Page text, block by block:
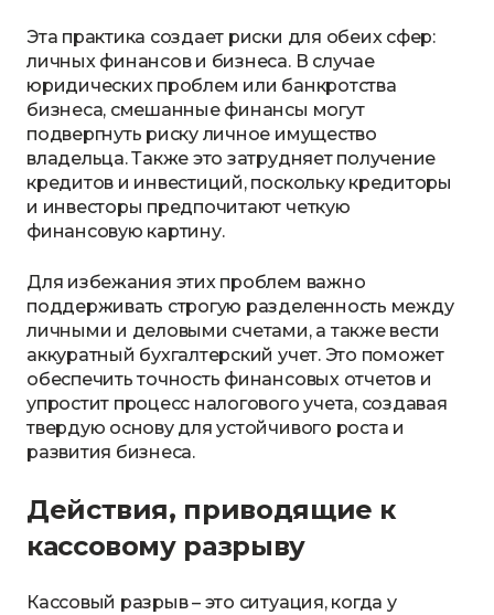
Эта практика создает риски для обеих сфер:
личных финансов и бизнеса. В случае
юридических проблем или банкротства
бизнеса, смешанные финансы могут
подвергнуть риску личное имущество
владельца. Также это затрудняет получение
кредитов и инвестиций, поскольку кредиторы
и инвесторы предпочитают четкую
финансовую картину.
Для избежания этих проблем важно
поддерживать строгую разделенность между
личными и деловыми счетами, а также вести
аккуратный бухгалтерский учет. Это поможет
обеспечить точность финансовых отчетов и
упростит процесс налогового учета, создавая
твердую основу для устойчивого роста и
развития бизнеса.
Действия, приводящие к
кассовому разрыву
Кассовый разрыв – это ситуация, когда у